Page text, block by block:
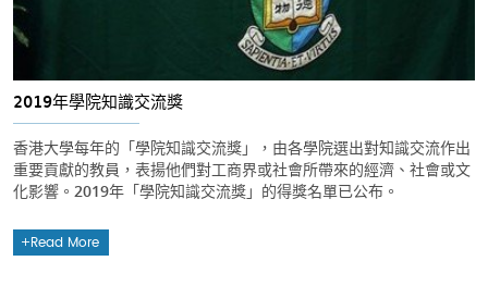
2019年學院知識交流獎
香港大學每年的「學院知識交流獎」，由各學院選出對知識交流作出
重要貢獻的教員，表揚他們對工商界或社會所帶來的經濟、社會或文
化影響。2019年「學院知識交流獎」的得獎名單已公布。
Read More